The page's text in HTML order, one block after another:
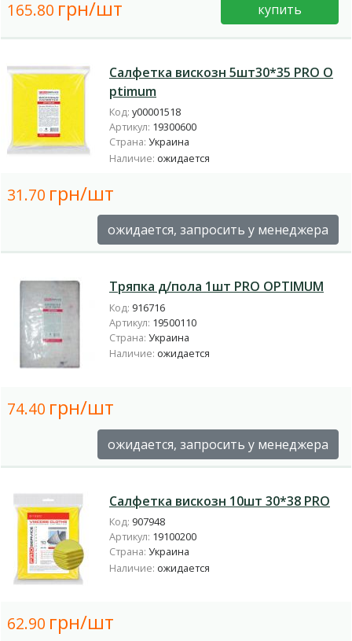
165.80 грн/шт купить
Салфетка вискозн 5шт30*35 PRO O
ptimum
Код: у00001518
Артикул: 19300600
Страна: Украина
Наличие: ожидается
31.70 грн/шт
ожидается, запросить у менеджера
Тряпка д/пола 1шт PRO OPTIMUM
Код: 916716
Артикул: 19500110
Страна: Украина
Наличие: ожидается
74.40 грн/шт
ожидается, запросить у менеджера
Салфетка вискозн 10шт 30*38 PRO
Код: 907948
Артикул: 19100200
Страна: Украина
Наличие: ожидается
62.90 грн/шт